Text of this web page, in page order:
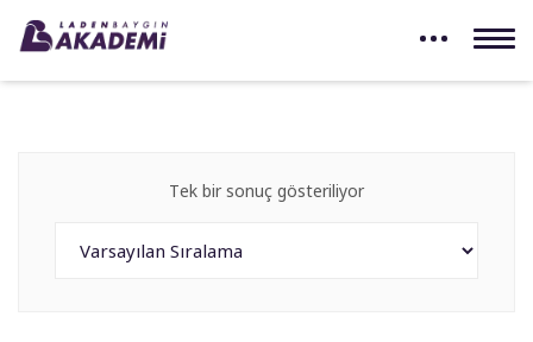
Tek bir sonuç gösteriliyor